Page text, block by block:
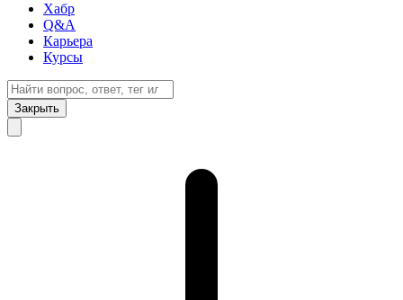
Хабр
Q&A
Карьера
Курсы
Закрыть